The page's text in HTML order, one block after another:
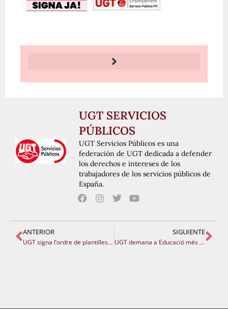
UGT SERVICIOS
PÚBLICOS
UGT Servicios Públicos es una
federación de UGT dedicada a defender
los derechos e intereses de los
trabajadores de los servicios públicos de
España.
ANTERIOR
UGT signa l’ordre de plantilles de secundària que contempla un increment de 1915 docents
SIGUIENTE
UGT demana a Educació més places de promoció interna